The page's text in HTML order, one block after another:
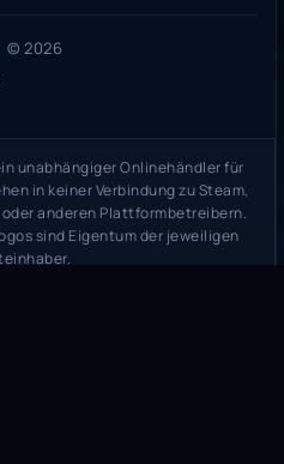
© 2026
unabhängiger Onlinehändler für
in keiner Verbindung zu Steam,
anderen Plattformbetreibern.
sind Eigentum der jeweiligen